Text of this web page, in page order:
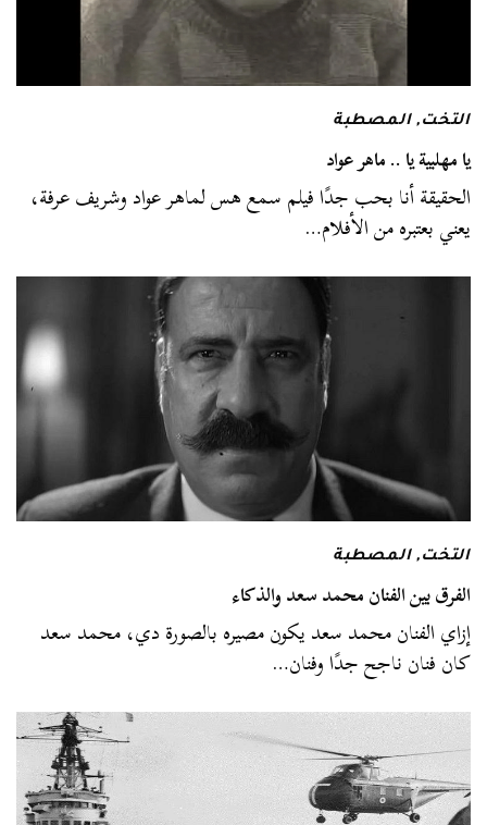
التخت,المصطبة
يا مهلبية يا .. ماهر عواد
الحقيقة أنا بحب جدًا فيلم سمع هس لماهر عواد وشريف عرفة،
يعني بعتبره من الأفلام…
التخت,المصطبة
الفرق بين الفنان محمد سعد والذكاء
إزاي الفنان محمد سعد يكون مصيره بالصورة دي، محمد سعد
كان فنان ناجح جدًا وفنان…